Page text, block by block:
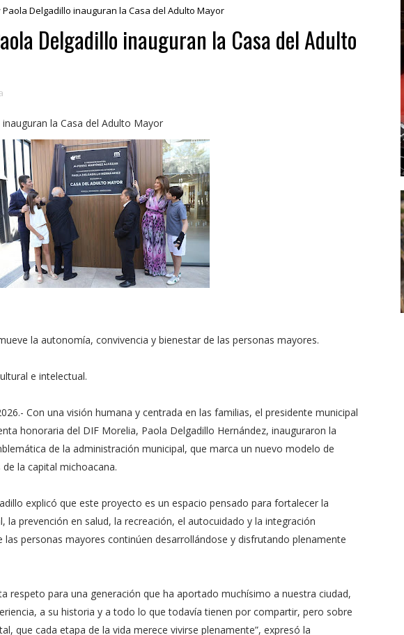
Delgadillo inauguran la Casa del Adulto Mayor
Delgadillo inauguran la Casa del Adulto
la Casa del Adulto Mayor
la autonomía, convivencia y bienestar de las personas mayores.
e intelectual.
Con una visión humana y centrada en las familias, el presidente municipal
honoraria del DIF Morelia, Paola Delgadillo Hernández, inauguraron la
de la administración municipal, que marca un nuevo modelo de
la capital michoacana.
explicó que este proyecto es un espacio pensado para fortalecer la
la prevención en salud, la recreación, el autocuidado y la integración
personas mayores continúen desarrollándose y disfrutando plenamente
respeto para una generación que ha aportado muchísimo a nuestra ciudad,
a su historia y a todo lo que todavía tienen por compartir, pero sobre
que cada etapa de la vida merece vivirse plenamente”, expresó la